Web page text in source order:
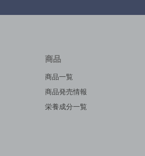
商品
商品一覧
商品発売情報
栄養成分一覧